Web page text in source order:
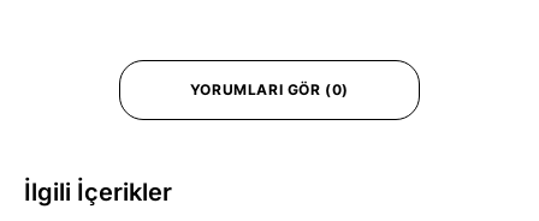
YORUMLARI GÖR (0)
İlgili İçerikler